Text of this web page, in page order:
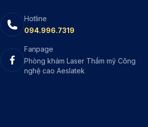
Hotline
094.996.7319
Fanpage
Phòng khám Laser Thẩm mỹ Công
nghệ cao Aeslatek